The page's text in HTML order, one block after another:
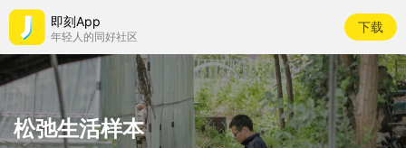
即刻App
年轻人的同好社区
下载
松弛生活样本